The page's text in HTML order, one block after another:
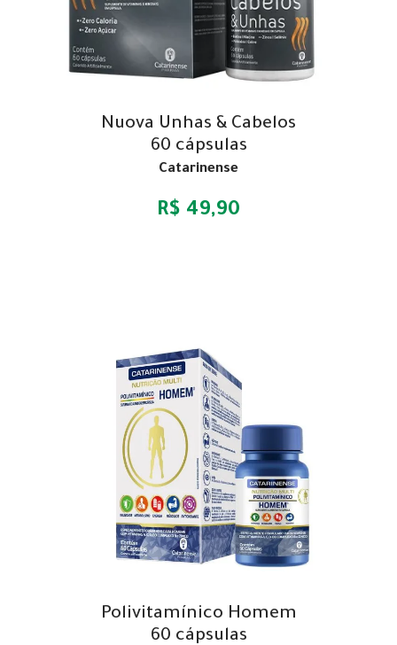
Nuova Unhas & Cabelos
60 cápsulas
Catarinense
R$ 49,90
Polivitamínico Homem
60 cápsulas